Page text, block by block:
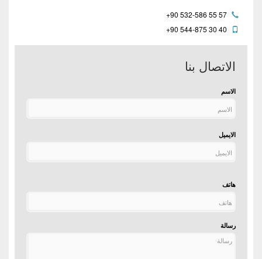
+90 532-586 55 57
+90 544-875 30 40
الاتصال بنا
الاسم
الايميل
هاتف
رسالة